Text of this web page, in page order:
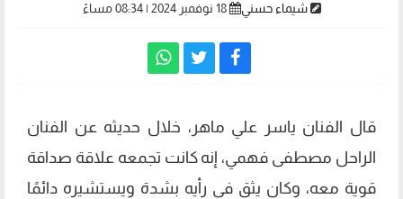
شيماء حسني 18 نوفمبر 2024 | 08:34 مساءً
قال الفنان ياسر علي ماهر، خلال حديثه عن الفنان
الراحل مصطفى فهمي، إنه كانت تجمعه علاقة صداقة
قوية معه، وكان يثق في رأيه بشدة ويستشيره دائمًا